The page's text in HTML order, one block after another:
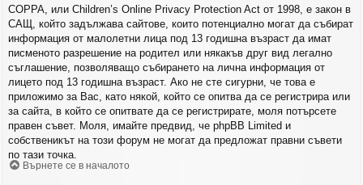
COPPA, или Children’s Online Privacy Protection Act от 1998, е закон в
САЩ, който задължава сайтове, които потенциално могат да събират
информация от малолетни лица под 13 годишна възраст да имат
писменото разрешение на родител или някакъв друг вид легално
съглашение, позволяващо събирането на лична информация от
лицето под 13 годишна възраст. Ако не сте сигурни, че това е
приложимо за Вас, като някой, който се опитва да се регистрира или
за сайта, в който се опитвате да се регистрирате, моля потърсете
правен съвет. Моля, имайте предвид, че phpBB Limited и
собственикът на този форум не могат да предложат правни съвети
по тази точка.
Върнете се в началото